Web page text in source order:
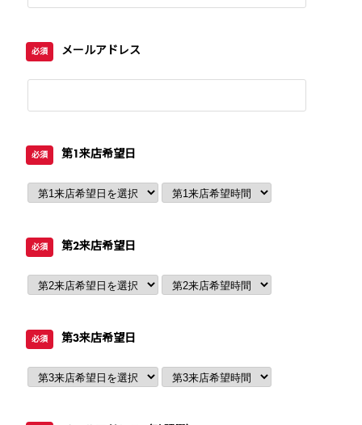
必須 メールアドレス
必須 第1来店希望日
必須 第2来店希望日
必須 第3来店希望日